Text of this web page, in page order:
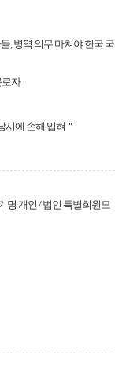
, 병역 의무 마쳐야 한국 국
로자
시에 손해 입혀＂
명 개인 / 법인 특별회원모